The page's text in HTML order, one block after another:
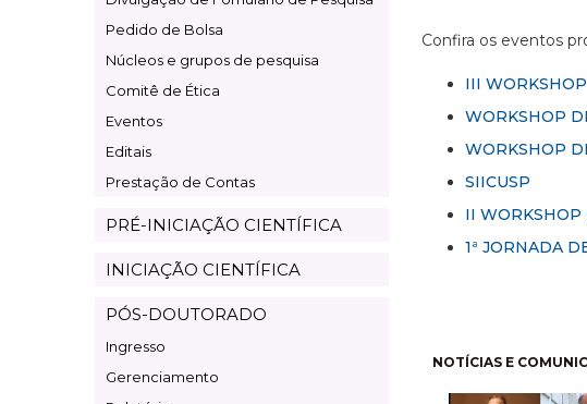
Pesquisa
Pedido de Bolsa
Núcleos e grupos de pesquisa
Comitê de Ética
Eventos
Editais
Prestação de Contas
PRÉ-INICIAÇÃO CIENTÍFICA
INICIAÇÃO CIENTÍFICA
PÓS-DOUTORADO
Ingresso
Gerenciamento
Confira os eventos
III
WORKSHOP
WORKSHOP
SIICUSP
II WORKSHOP
1ª JORNADA
NOTÍCIAS E
Paginação